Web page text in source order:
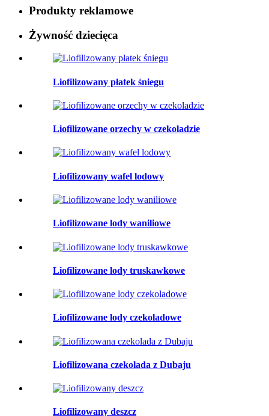
Produkty reklamowe
Żywność dziecięca
Liofilizowany płatek śniegu
Liofilizowane orzechy w czekoladzie
Liofilizowany wafel lodowy
Liofilizowane lody waniliowe
Liofilizowane lody truskawkowe
Liofilizowane lody czekoladowe
Liofilizowana czekolada z Dubaju
Liofilizowany deszcz